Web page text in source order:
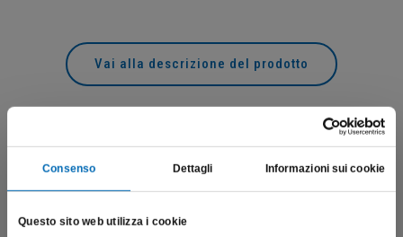
Consenso Dettagli Informazioni sui cookie
Questo sito web utilizza i cookie
Vai alla descrizione del prodotto
Prodotti correlati